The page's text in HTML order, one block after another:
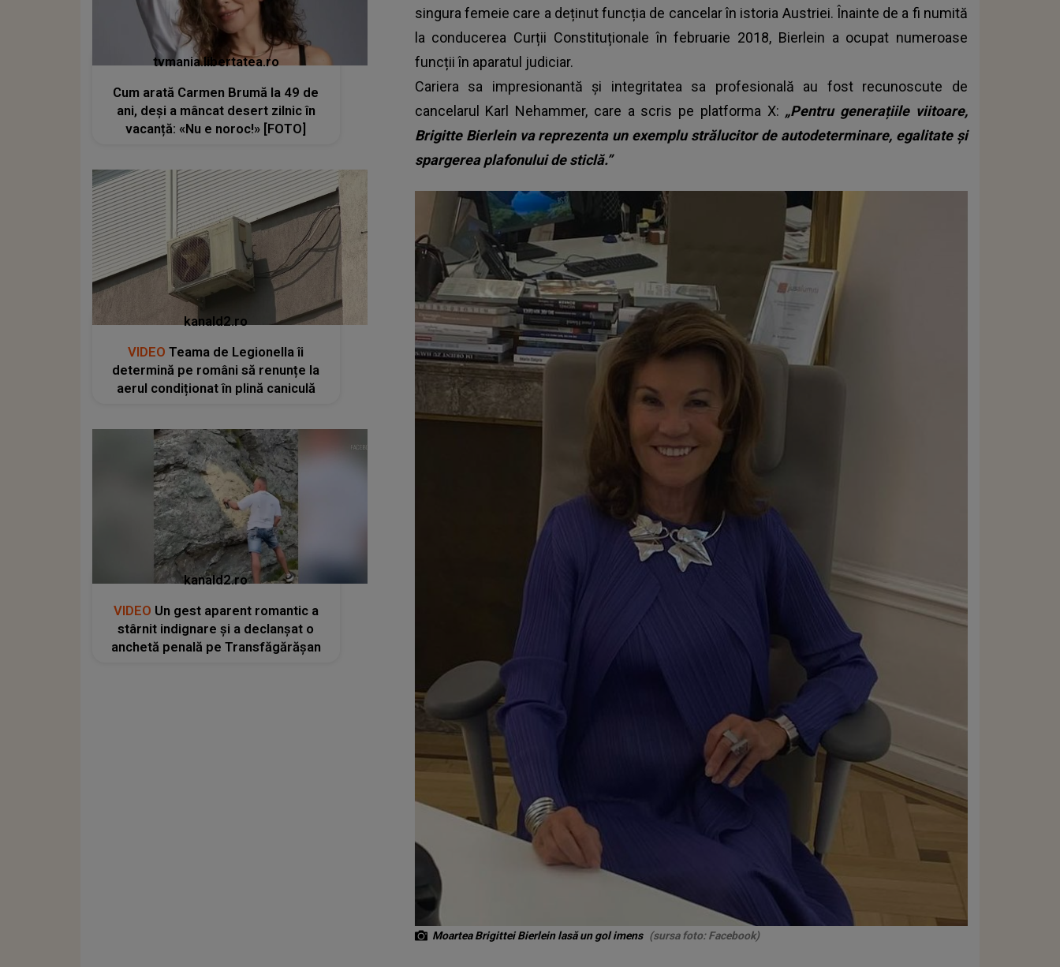
singura femeie care a deținut funcția de cancelar în istoria Austriei. Înainte de a fi numită
la conducerea Curții Constituționale în februarie 2018, Bierlein a ocupat numeroase
funcții în aparatul judiciar.
Cariera sa impresionantă și integritatea sa profesională au fost recunoscute de
cancelarul Karl Nehammer, care a scris pe platforma X: „Pentru generațiile viitoare,
Brigitte Bierlein va reprezenta un exemplu strălucitor de autodeterminare, egalitate și
spargerea plafonului de sticlă.”
Moartea Brigittei Bierlein lasă un gol imens (sursa foto: Facebook)
tvmania.libertatea.ro
Cum arată Carmen Brumă la 49 de
ani, deși a mâncat desert zilnic în
vacanță: «Nu e noroc!» [FOTO]
kanald2.ro
VIDEO Teama de Legionella îi
determină pe români să renunțe la
aerul condiționat în plină caniculă
kanald2.ro
VIDEO Un gest aparent romantic a
stârnit indignare și a declanșat o
anchetă penală pe Transfăgărășan